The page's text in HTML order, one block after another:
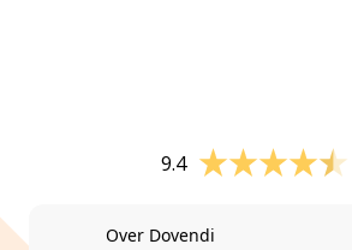
9.4
Over Dovendi